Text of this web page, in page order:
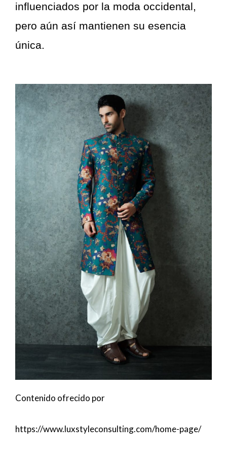
influenciados por la moda occidental,
pero aún así mantienen su esencia
única.
Contenido ofrecido por
https://www.luxstyleconsulting.com/home-page/